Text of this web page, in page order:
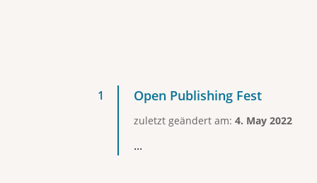
Open Publishing Fest
zuletzt geändert am: 4. May 2022
...